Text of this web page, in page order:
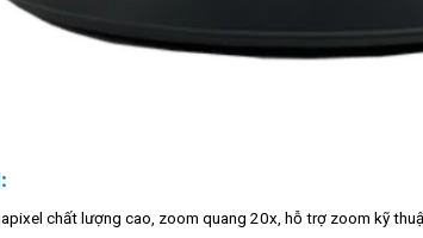
chất lượng cao, zoom quang 20x, hỗ trợ zoom kỹ